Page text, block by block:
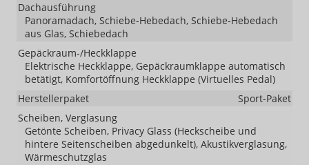
Dachausführung
Panoramadach, Schiebe-Hebedach, Schiebe-Hebedach
aus Glas, Schiebedach
Gepäckraum-/Heckklappe
Elektrische Heckklappe, Gepäckraumklappe automatisch
betätigt, Komfortöffnung Heckklappe (Virtuelles Pedal)
Herstellerpaket
Sport-Paket
Scheiben, Verglasung
Getönte Scheiben, Privacy Glass (Heckscheibe und
hintere Seitenscheiben abgedunkelt), Akustikverglasung,
Wärmeschutzglas